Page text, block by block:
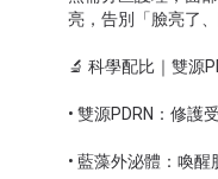
亮，告別「臉亮了
🔬 科學配比｜雙源
• 雙源PDRN：修護
• 藍藻外泌體：喚